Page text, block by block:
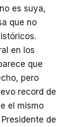
es suya,
que no
en los
que
pero
record de
el mismo
de